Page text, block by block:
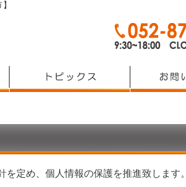
定め、個人情報の保護を推進致します。